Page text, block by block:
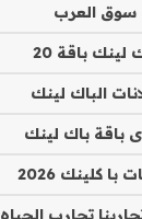
سوق العرب
لينك باقة 20
الباك لينك
باقة باك لينك
با كلينك 2026
تجارب الحياه